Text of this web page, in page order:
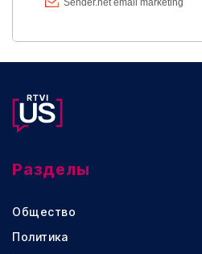
Разделы
Общество
Политика